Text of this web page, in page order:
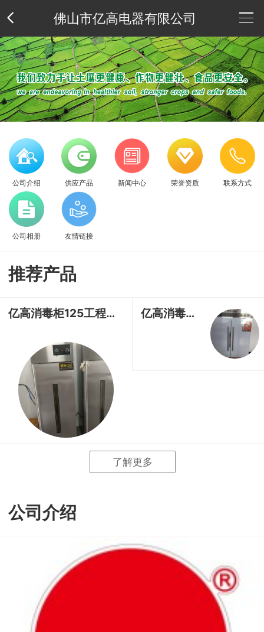
佛山市亿高电器有限公司
公
司
介
绍
供
应
产
新
闻
心
荣
资
联
系 公
册
链
公司介绍 供应产品 新闻中心 荣誉资质 联系方式
公司相册 友情链接
推荐产品
亿高消毒柜125工程款高温热风循环消毒柜 亿高消毒柜RTP680A-2 经济款高温消毒柜
了解更多
公司介绍